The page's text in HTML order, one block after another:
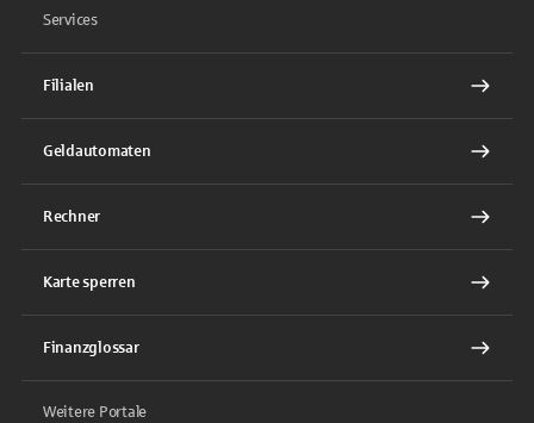
Services
Filialen
Geldautomaten
Rechner
Karte sperren
Finanzglossar
Weitere Portale